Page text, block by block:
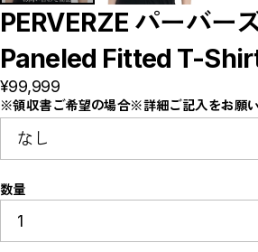
A
B
C
E
I
M
N
R
S
Y
【LADIES】ITEM LIST
PERVERZE パーバー
Paneled Fitted T-
¥99,999
※領収書ご希望の場合※詳細ご記入をお願い
数量